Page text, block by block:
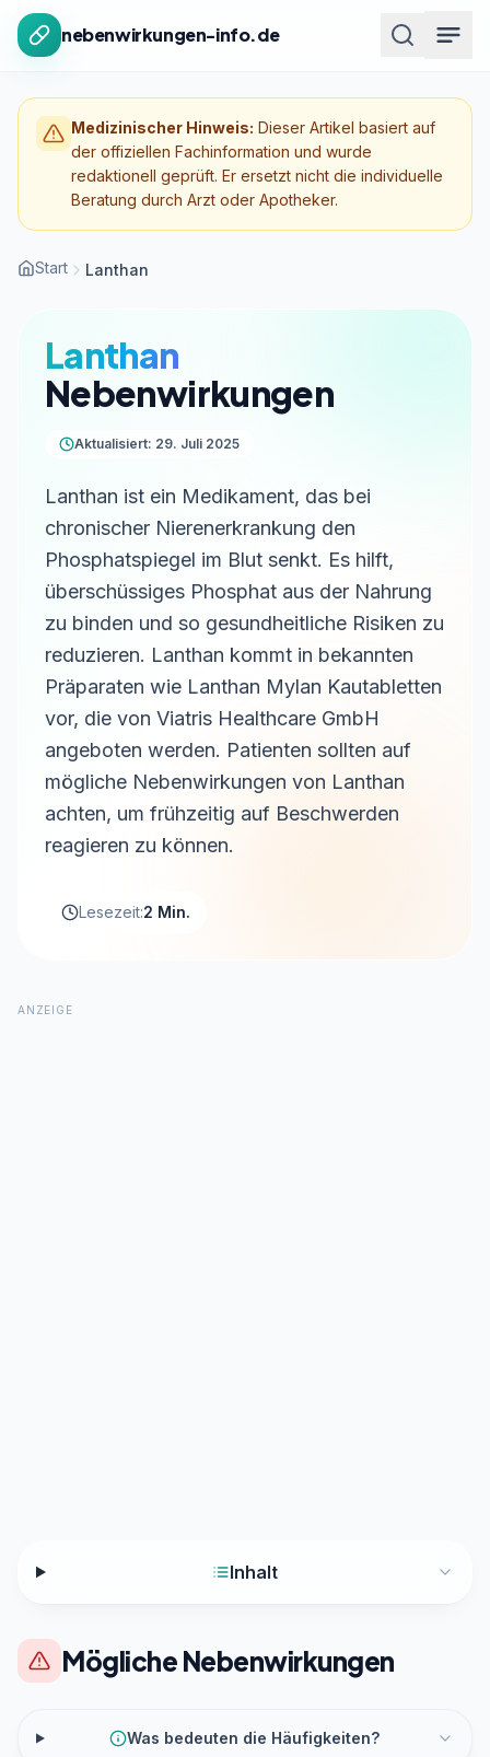
Zum Inhalt springen
nebenwirkungen-info.de
Medizinischer Hinweis: Dieser Artikel basiert auf
der offiziellen Fachinformation und wurde
redaktionell geprüft. Er ersetzt nicht die individuelle
Beratung durch Arzt oder Apotheker.
Start Lanthan
Lanthan
Nebenwirkungen
Aktualisiert: 29. Juli 2025
Lanthan ist ein Medikament, das bei
chronischer Nierenerkrankung den
Phosphatspiegel im Blut senkt. Es hilft,
überschüssiges Phosphat aus der Nahrung
zu binden und so gesundheitliche Risiken zu
reduzieren. Lanthan kommt in bekannten
Präparaten wie Lanthan Mylan Kautabletten
vor, die von Viatris Healthcare GmbH
angeboten werden. Patienten sollten auf
mögliche Nebenwirkungen von Lanthan
achten, um frühzeitig auf Beschwerden
reagieren zu können.
Lesezeit:2 Min.
ANZEIGE
Inhalt
Mögliche Nebenwirkungen
Was bedeuten die Häufigkeiten?